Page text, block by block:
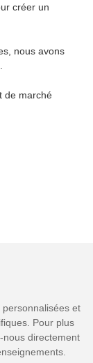
créer un
nous avons
de marché
et
Pour plus
nous directement